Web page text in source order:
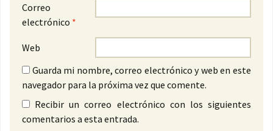
Correo
electrónico *
Web
Guarda mi nombre, correo electrónico y web en este
navegador para la próxima vez que comente.
Recibir un correo electrónico con los siguientes
comentarios a esta entrada.